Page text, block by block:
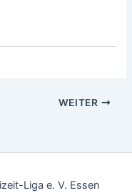
WEITER
Liga e. V. Essen